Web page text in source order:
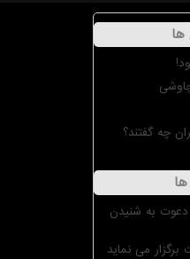
ها
چه گفتند؟
دعوت به شنیدن
برگزار می نماید